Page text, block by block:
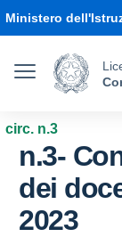
Ministero
circ. n.3
n.3-
dei
2023